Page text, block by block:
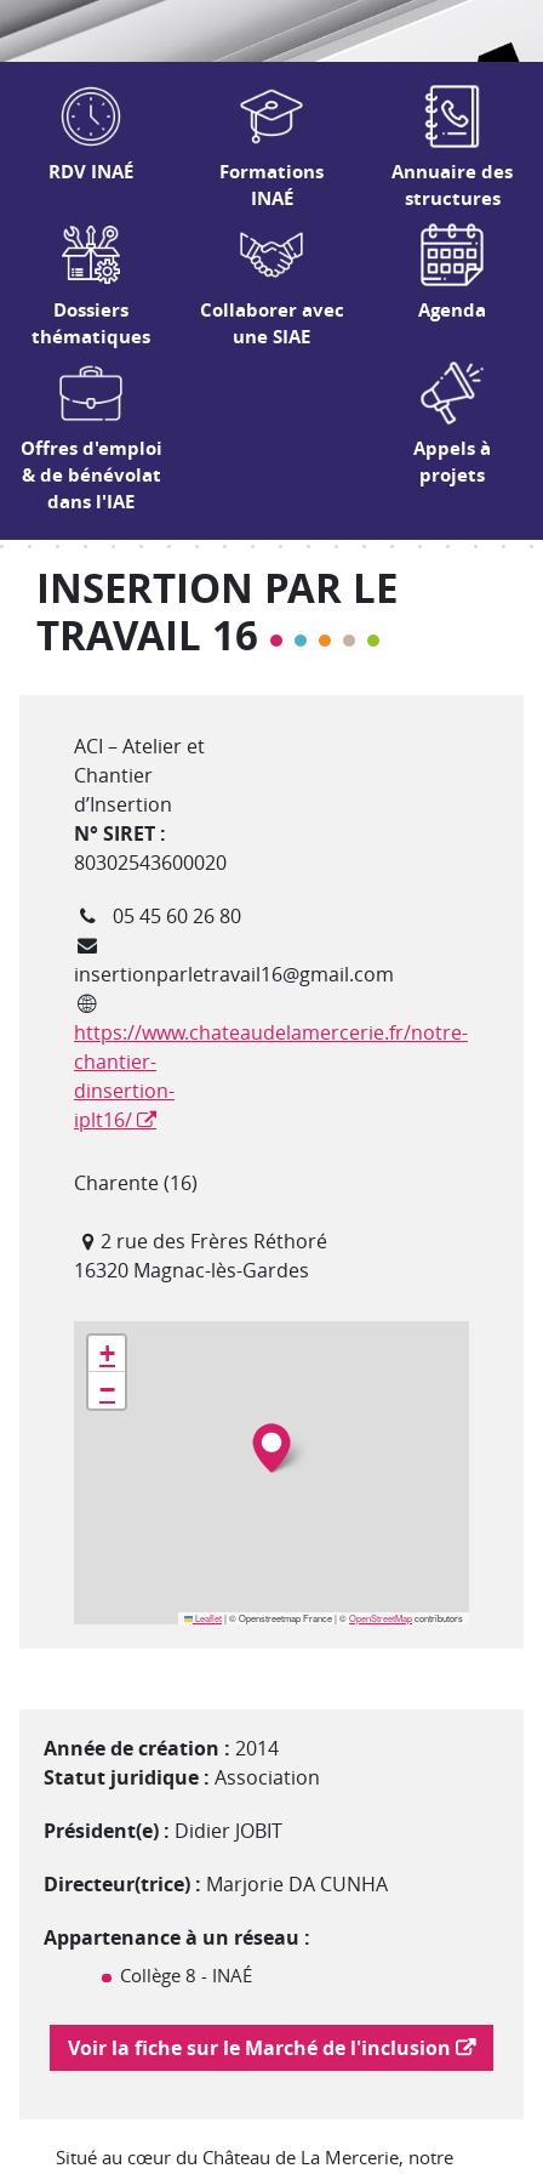
RDV INAÉ
Formations
INAÉ
Annuaire des
structures
Dossiers
thématiques
Collaborer avec
une SIAE
Agenda
Offres d'emploi
& de bénévolat
dans l'IAE
Appels à
projets
INSERTION PAR LE
TRAVAIL 16
Type de structure
ACI – Atelier et
Chantier
d’Insertion
N° SIRET :
80302543600020
Téléphone
05 45 60 26 80
Courriel
insertionparletravail16@gmail.com
Site internet
https://www.chateaudelamercerie.fr/notre-
chantier-
dinsertion-
iplt16/
Département(s)
Charente (16)
2 rue des Frères Réthoré
16320 Magnac-lès-Gardes
Géolocalisation
+
−
Leaflet|© Openstreetmap France | ©OpenStreetMapcontributors
Année de création : 2014
Statut juridique : Association
Président(e) : Didier JOBIT
Directeur(trice) : Marjorie DA CUNHA
Appartenance à un réseau :
Collège 8 - INAÉ
Lien vers le marché de l'inclusion
Voir la fiche sur le Marché de l'inclusion
Situé au cœur du Château de La Mercerie, notre